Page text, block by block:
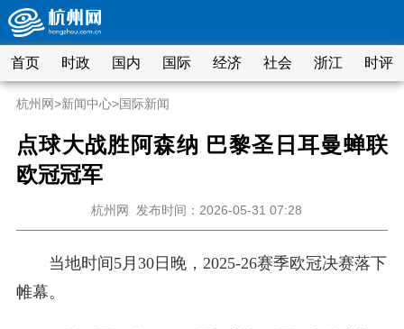
首页 时政 国内 国际 经济 社会 浙江 时评
杭州网>新闻中心>国际新闻
点球大战胜阿森纳 巴黎圣日耳曼蝉联
欧冠冠军
杭州网 发布时间：2026-05-31 07:28
当地时间5月30日晚，2025-26赛季欧冠决赛落下
帷幕。